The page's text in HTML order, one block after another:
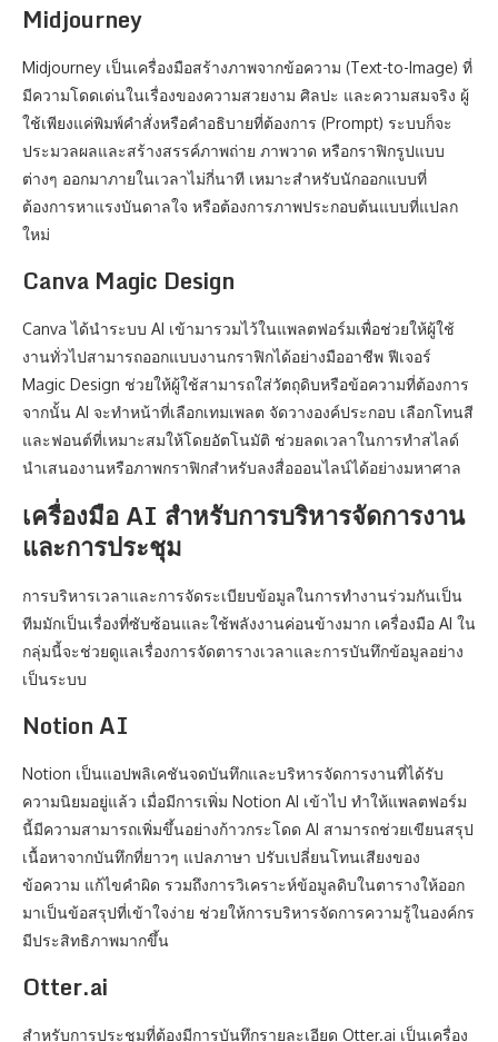
Midjourney
Midjourney เป็นเครื่องมือสร้างภาพจากข้อความ (Text-to-Image) ที่
มีความโดดเด่นในเรื่องของความสวยงาม ศิลปะ และความสมจริง ผู้
ใช้เพียงแค่พิมพ์คำสั่งหรือคำอธิบายที่ต้องการ (Prompt) ระบบก็จะ
ประมวลผลและสร้างสรรค์ภาพถ่าย ภาพวาด หรือกราฟิกรูปแบบ
ต่างๆ ออกมาภายในเวลาไม่กี่นาที เหมาะสำหรับนักออกแบบที่
ต้องการหาแรงบันดาลใจ หรือต้องการภาพประกอบต้นแบบที่แปลก
ใหม่
Canva Magic Design
Canva ได้นำระบบ AI เข้ามารวมไว้ในแพลตฟอร์มเพื่อช่วยให้ผู้ใช้
งานทั่วไปสามารถออกแบบงานกราฟิกได้อย่างมืออาชีพ ฟีเจอร์
Magic Design ช่วยให้ผู้ใช้สามารถใส่วัตถุดิบหรือข้อความที่ต้องการ
จากนั้น AI จะทำหน้าที่เลือกเทมเพลต จัดวางองค์ประกอบ เลือกโทนสี
และฟอนต์ที่เหมาะสมให้โดยอัตโนมัติ ช่วยลดเวลาในการทำสไลด์
นำเสนองานหรือภาพกราฟิกสำหรับลงสื่อออนไลน์ได้อย่างมหาศาล
เครื่องมือ AI สำหรับการบริหารจัดการงาน
และการประชุม
การบริหารเวลาและการจัดระเบียบข้อมูลในการทำงานร่วมกันเป็น
ทีมมักเป็นเรื่องที่ซับซ้อนและใช้พลังงานค่อนข้างมาก เครื่องมือ AI ใน
กลุ่มนี้จะช่วยดูแลเรื่องการจัดตารางเวลาและการบันทึกข้อมูลอย่าง
เป็นระบบ
Notion AI
Notion เป็นแอปพลิเคชันจดบันทึกและบริหารจัดการงานที่ได้รับ
ความนิยมอยู่แล้ว เมื่อมีการเพิ่ม Notion AI เข้าไป ทำให้แพลตฟอร์ม
นี้มีความสามารถเพิ่มขึ้นอย่างก้าวกระโดด AI สามารถช่วยเขียนสรุป
เนื้อหาจากบันทึกที่ยาวๆ แปลภาษา ปรับเปลี่ยนโทนเสียงของ
ข้อความ แก้ไขคำผิด รวมถึงการวิเคราะห์ข้อมูลดิบในตารางให้ออก
มาเป็นข้อสรุปที่เข้าใจง่าย ช่วยให้การบริหารจัดการความรู้ในองค์กร
มีประสิทธิภาพมากขึ้น
Otter.ai
สำหรับการประชุมที่ต้องมีการบันทึกรายละเอียด Otter.ai เป็นเครื่อง